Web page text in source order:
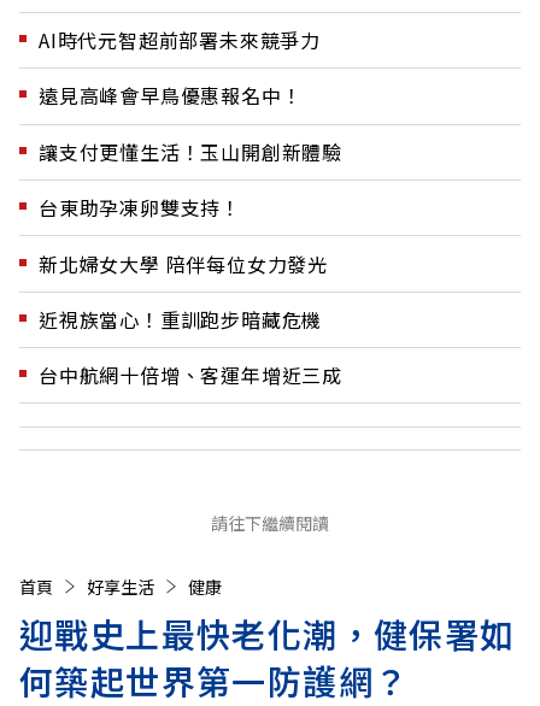
AI時代元智超前部署未來競爭力
遠見高峰會早鳥優惠報名中！
讓支付更懂生活！玉山開創新體驗
台東助孕凍卵雙支持！
新北婦女大學 陪伴每位女力發光
近視族當心！重訓跑步暗藏危機
台中航網十倍增、客運年增近三成
請往下繼續閱讀
首頁 好享生活 健康
迎戰史上最快老化潮，健保署如
何築起世界第一防護網？